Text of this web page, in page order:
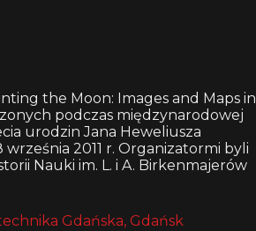
the Moon: Images and Maps in
podczas międzynarodowej
urodzin Jana Heweliusza
września 2011 r. Organizatormi byli
Nauki im. L. i A. Birkenmajerów
Gdańska, Gdańsk